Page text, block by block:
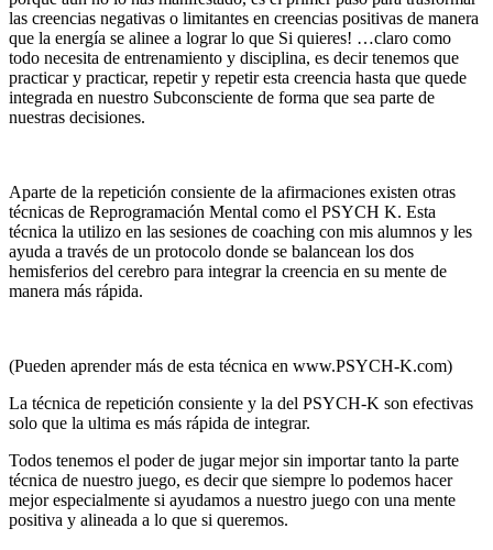
las creencias negativas o limitantes en creencias positivas de manera
que la energía se alinee a lograr lo que Si quieres! …claro como
todo necesita de entrenamiento y disciplina, es decir tenemos que
practicar y practicar, repetir y repetir esta creencia hasta que quede
integrada en nuestro Subconsciente de forma que sea parte de
nuestras decisiones.
Aparte de la repetición consiente de la afirmaciones existen otras
técnicas de Reprogramación Mental como el PSYCH K. Esta
técnica la utilizo en las sesiones de coaching con mis alumnos y les
ayuda a través de un protocolo donde se balancean los dos
hemisferios del cerebro para integrar la creencia en su mente de
manera más rápida.
(Pueden aprender más de esta técnica en www.PSYCH-K.com)
La técnica de repetición consiente y la del PSYCH-K son efectivas
solo que la ultima es más rápida de integrar.
Todos tenemos el poder de jugar mejor sin importar tanto la parte
técnica de nuestro juego, es decir que siempre lo podemos hacer
mejor especialmente si ayudamos a nuestro juego con una mente
positiva y alineada a lo que si queremos.